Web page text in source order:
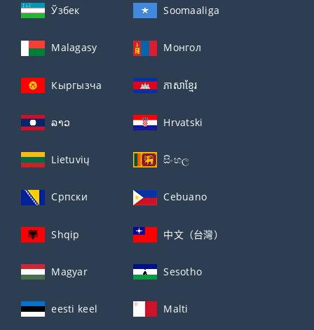
Ўзбек Soomaaliga
Malagasy Монгол
Кыргызча ភាសាខ្មែរ
ລາວ Hrvatski
Lietuvių සිංහල
Српски Cebuano
Shqip 中文（台灣）
Magyar Sesotho
eesti keel Malti